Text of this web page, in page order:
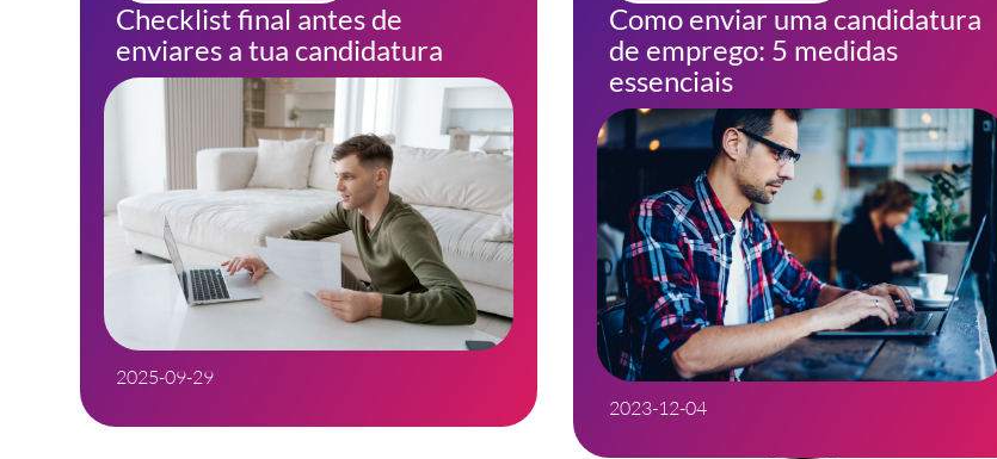
Checklist final antes de
enviares a tua candidatura
2025-09-29
Como enviar uma candidatura
de emprego: 5 medidas
essenciais
2023-12-04